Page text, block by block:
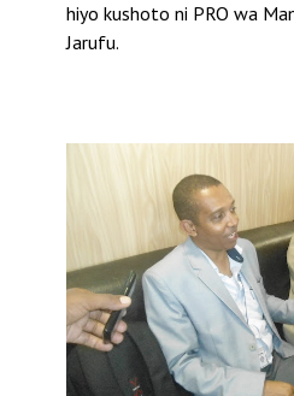
hiyo kushoto ni PRO wa
Jarufu.